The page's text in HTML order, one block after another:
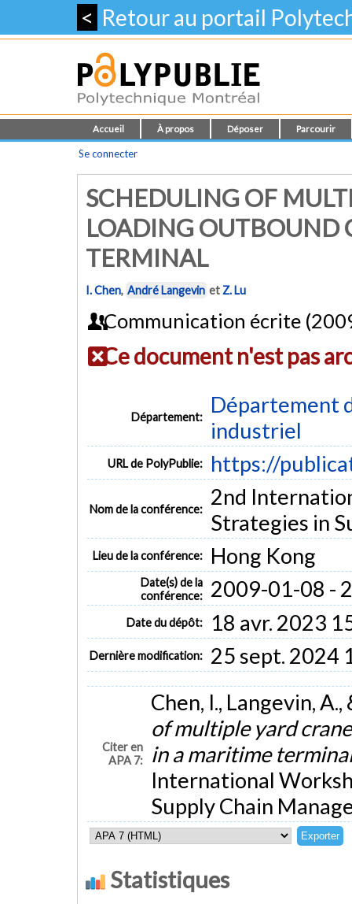
< Retour au portail
Accueil À propos Déposer Parcourir
Se connecter
SCHEDULING OF
LOADING OUTBOUND
TERMINAL
I. Chen, André Langevin et Z. Lu
Communication écrite
Ce document n'est pas
Département:
Département
industriel
URL de PolyPublie: https://
Nom de la conférence:
2nd
Strategies in
Lieu de la conférence: Hong Kong
Date(s) de la
conférence:
2009-01-08 -
Date du dépôt: 18 avr. 2023
Dernière modification: 25 sept. 2024
Citer en
APA 7:
Chen, I., Langevin,
of multiple yard
in a maritime
International
Supply Chain
Statistiques